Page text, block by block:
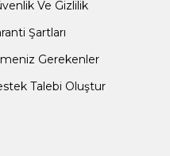
Ve Gizlilik
Şartları
Gerekenler
Talebi Oluştur